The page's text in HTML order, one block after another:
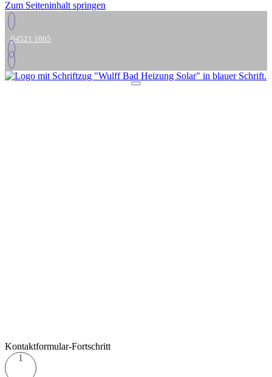
Zum Seiteninhalt springen
04521 1065
Kontaktformular-Fortschritt
1